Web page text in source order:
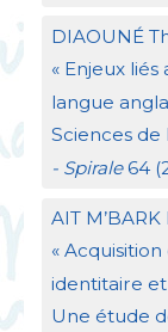
DIAOUNÉ
« Enjeux
langue
Sciences de
- Spirale64
AITM’BARK
«
identitaire et
Une étude